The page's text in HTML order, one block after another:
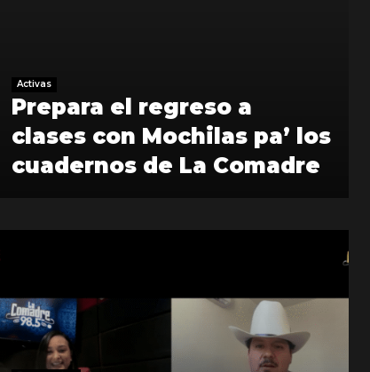
Activas
Prepara el regreso a
clases con Mochilas pa’ los
cuadernos de La Comadre